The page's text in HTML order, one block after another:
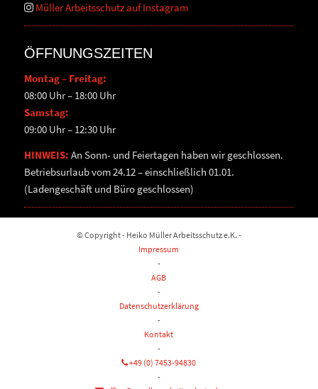
Müller Arbeitsschutz auf Instagram
ÖFFNUNGSZEITEN
Montag – Freitag:
08:00 Uhr – 18:00 Uhr
Samstag:
09:00 Uhr – 12:30 Uhr
HINWEIS: An Sonn- und Feiertagen haben wir geschlossen.
Betriebsurlaub vom 24.12 – einschließlich 01.01.
(Ladengeschäft und Büro geschlossen)
© Copyright - Heiko Müller Arbeitsschutz e.K. -
Impressum
-
AGB
-
Datenschutzerklärung
-
Kontakt
-
+49 (0) 7453-94830
-